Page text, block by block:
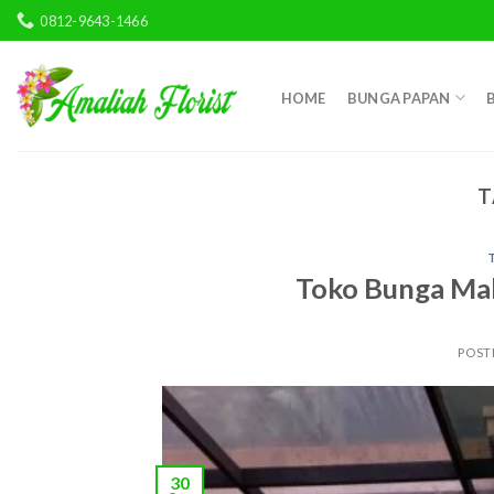
Skip
to
content
0812-9643-1466
HOME BUNGA PAPAN
Toko Bunga
30